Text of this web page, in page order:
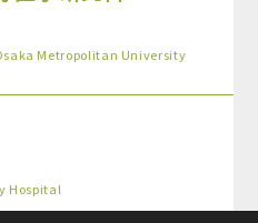
Metropolitan University
Hospital